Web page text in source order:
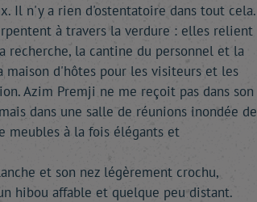
Il n'y a rien d'ostentatoire dans tout cela.
à travers la verdure : elles relient
recherche, la cantine du personnel et la
maison d'hôtes pour les visiteurs et les
Azim Premji ne me reçoit pas dans son
dans une salle de réunions inondée de
meubles à la fois élégants et
et son nez légèrement crochu,
hibou affable et quelque peu distant.